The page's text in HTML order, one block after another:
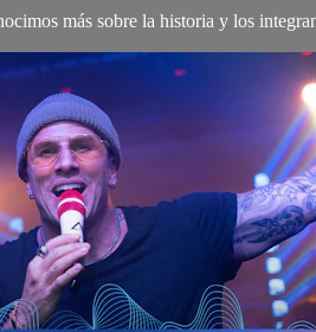
más sobre la historia y los